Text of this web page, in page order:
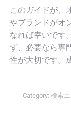
このガイドが、
やブランドがオ
なれば幸いです
ず、必要なら専
性が大切です。
Category: 検索